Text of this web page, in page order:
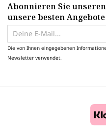
Abonnieren Sie
unsere besten
Die von Ihnen eingegebenen
Newsletter verwendet.